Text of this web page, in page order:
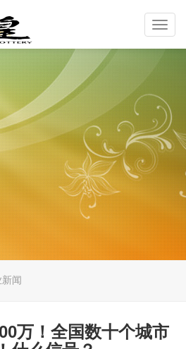
闻
万！全国数十个城市